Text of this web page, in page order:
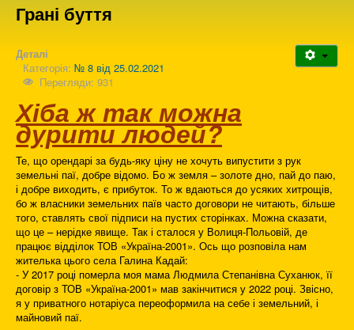
Грані буття
Деталі
Категорія: № 8 від 25.02.2021
Перегляди: 931
Хіба ж так можна
дурити людей?
Те, що орендарі за будь-яку ціну не хочуть випустити з рук
земельні паї, добре відомо. Бо ж земля – золоте дно, пай до паю,
і добре виходить, є прибуток. То ж вдаються до усяких хитрощів,
бо ж власники земельних паїв часто договори не читають, більше
того, ставлять свої підписи на пустих сторінках. Можна сказати,
що це – нерідке явище. Так і сталося у Волиця-Польовій, де
працює відділок ТОВ «Україна-2001». Ось що розповіла нам
жителька цього села Галина Кадай:
- У 2017 році померла моя мама Людмила Степанівна Суханюк, її
договір з ТОВ «Україна-2001» мав закінчитися у 2022 році. Звісно,
я у приватного нотаріуса переоформила на себе і земельний, і
майновий паї.